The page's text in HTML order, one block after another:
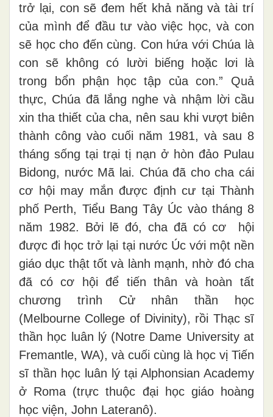
trở lại, con sẽ đem hết khả năng và tài trí
của mình để đầu tư vào việc học, và con
sẽ học cho đến cùng. Con hứa với Chúa là
con sẽ không có lười biếng hoặc lơi là
trong bổn phận học tập của con.” Quả
thực, Chúa đã lắng nghe và nhậm lời cầu
xin tha thiết của cha, nên sau khi vượt biên
thành công vào cuối năm 1981, và sau 8
tháng sống tại trại tị nạn ở hòn đảo Pulau
Bidong, nước Mã lai. Chúa đã cho cha cái
cơ hội may mắn được định cư tại Thành
phố Perth, Tiểu Bang Tây Úc vào tháng 8
năm 1982. Bởi lẽ đó, cha đã có cơ hội
được đi học trở lại tại nước Úc với một nền
giáo dục thật tốt và lành mạnh, nhờ đó cha
đã có cơ hội để tiến thân và hoàn tất
chương trình Cử nhân thần học
(Melbourne College of Divinity), rồi Thạc sĩ
thần học luân lý (Notre Dame University at
Fremantle, WA), và cuối cùng là học vị Tiến
sĩ thần học luân lý tại Alphonsian Academy
ở Roma (trực thuộc đại học giáo hoàng
học viện, John Lateranô).